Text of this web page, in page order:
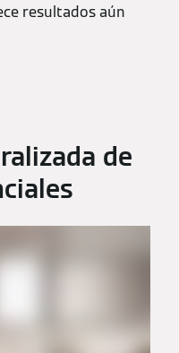
resultados aún
de